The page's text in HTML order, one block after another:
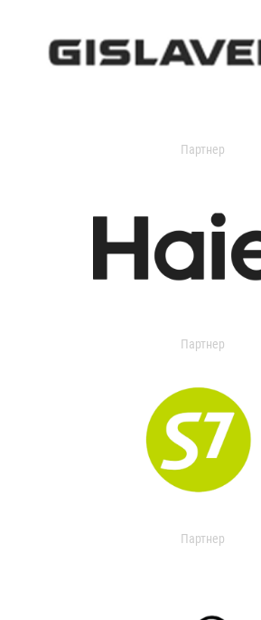
Партнер
Партнер
Партнер